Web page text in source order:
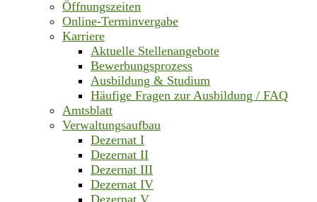
Öffnungszeiten
Online-Terminvergabe
Karriere
Aktuelle Stellenangebote
Bewerbungsprozess
Ausbildung & Studium
Häufige Fragen zur Ausbildung / FAQ
Amtsblatt
Verwaltungsaufbau
Dezernat I
Dezernat II
Dezernat III
Dezernat IV
Dezernat V